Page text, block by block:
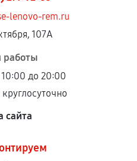
lenovo-rem.ru
107А
до 20:00
сайта